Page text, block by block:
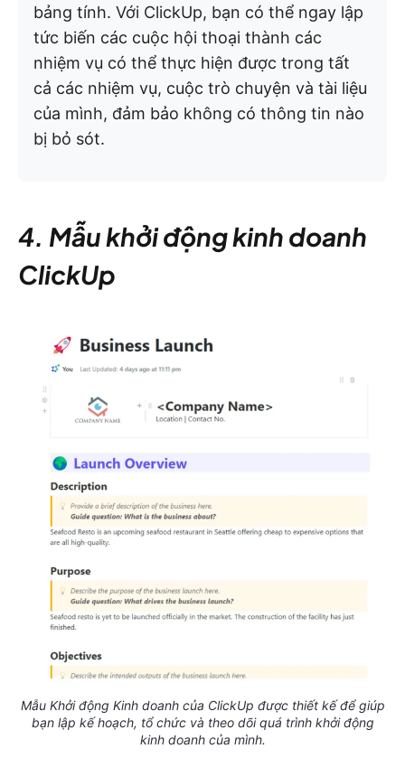
bảng tính. Với ClickUp, bạn có thể ngay lập
tức biến các cuộc hội thoại thành các
nhiệm vụ có thể thực hiện được trong tất
cả các nhiệm vụ, cuộc trò chuyện và tài liệu
của mình, đảm bảo không có thông tin nào
bị bỏ sót.
4. Mẫu khởi động kinh doanh
ClickUp
Mẫu Khởi động Kinh doanh của ClickUp được thiết kế để giúp
bạn lập kế hoạch, tổ chức và theo dõi quá trình khởi động
kinh doanh của mình.